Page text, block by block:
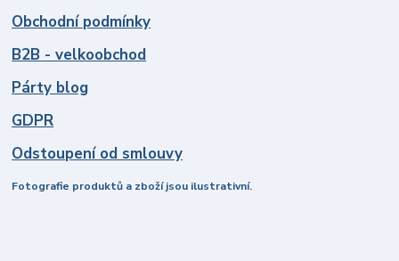
Obchodní podmínky
B2B - velkoobchod
Párty blog
GDPR
Odstoupení od smlouvy
Fotografie produktů a zboží jsou ilustrativní.